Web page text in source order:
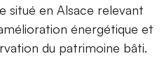
situé en Alsace relevant
énergétique et
du patrimoine bâti.